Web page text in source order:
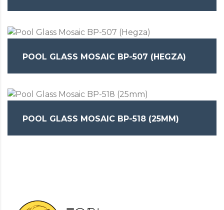
POOL GLASS MOSAIC BP-507 (HEGZA)
POOL GLASS MOSAIC BP-518 (25MM)